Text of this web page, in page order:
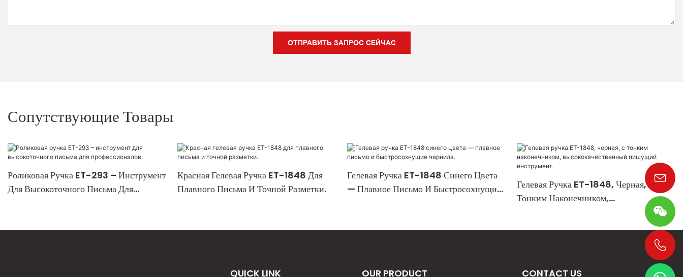
ОТПРАВИТЬ ЗАПРОС СЕЙЧАС
Сопутствующие Товары
Роликовая Ручка ET-293 – Инструмент
Для Высокоточного Письма Для
Красная Гелевая Ручка ET-1848 Для
Плавного Письма И Точной Разметки.
Гелевая Ручка ET-1848 Синего Цвета
— Плавное Письмо И Быстросохнущие
Гелевая Ручка ET-1848, Черная, С
Тонким Наконечником,
QUICK LINK OUR PRODUCT CONTACT US